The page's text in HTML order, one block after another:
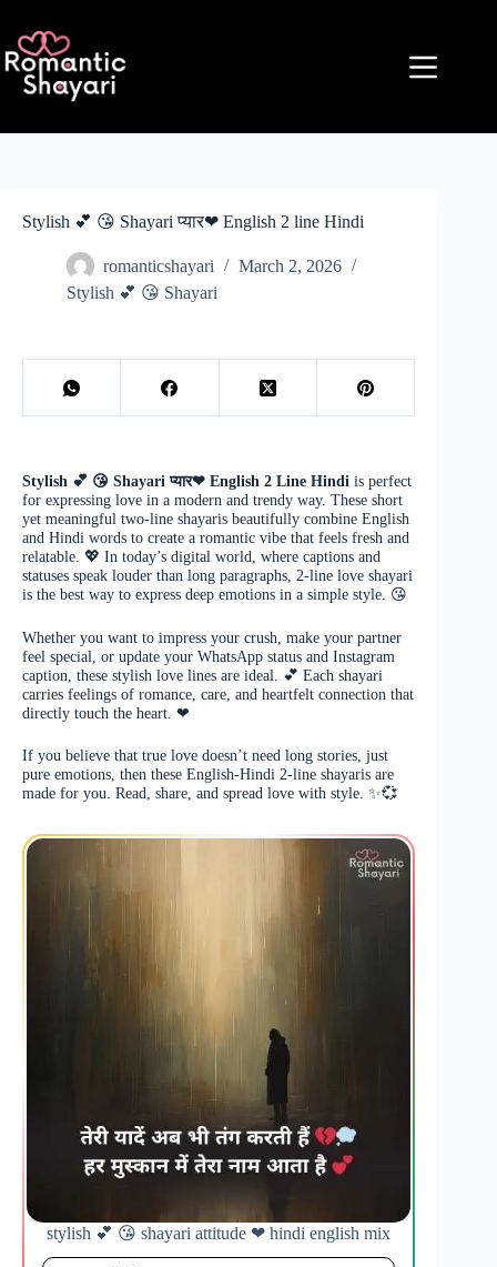
content
Stylish 💕 😘 Shayari प्यार❤ English 2 line Hindi
romanticshayari
March 2, 2026
Stylish 💕 😘 Shayari
Stylish 💕 😘 Shayari प्यार❤ English 2 Line Hindi is perfect
for expressing love in a modern and trendy way. These short
yet meaningful two-line shayaris beautifully combine English
and Hindi words to create a romantic vibe that feels fresh and
relatable. 💖 In today’s digital world, where captions and
statuses speak louder than long paragraphs, 2-line love shayari
is the best way to express deep emotions in a simple style. 😘
Whether you want to impress your crush, make your partner
feel special, or update your WhatsApp status and Instagram
caption, these stylish love lines are ideal. 💕 Each shayari
carries feelings of romance, care, and heartfelt connection that
directly touch the heart. ❤
If you believe that true love doesn’t need long stories, just
pure emotions, then these English-Hindi 2-line shayaris are
made for you. Read, share, and spread love with style. ✨💞
stylish 💕 😘 shayari attitude ❤ hindi english mix